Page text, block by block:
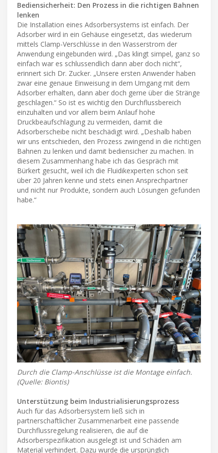
Bediensicherheit: Den Prozess in die richtigen Bahnen
lenken
Die Installation eines Adsorbersystems ist einfach. Der
Adsorber wird in ein Gehäuse eingesetzt, das wiederum
mittels Clamp-Verschlüsse in den Wasserstrom der
Anwendung eingebunden wird. „Das klingt simpel, ganz so
einfach war es schlussendlich dann aber doch nicht“,
erinnert sich Dr. Zucker. „Unsere ersten Anwender haben
zwar eine genaue Einweisung in dem Umgang mit dem
Adsorber erhalten, dann aber doch gerne über die Stränge
geschlagen.“ So ist es wichtig den Durchflussbereich
einzuhalten und vor allem beim Anlauf hohe
Druckbeaufschlagung zu vermeiden, damit die
Adsorberscheibe nicht beschädigt wird. „Deshalb haben
wir uns entschieden, den Prozess zwingend in die richtigen
Bahnen zu lenken und damit bediensicher zu machen. In
diesem Zusammenhang habe ich das Gespräch mit
Bürkert gesucht, weil ich die Fluidikexperten schon seit
über 20 Jahren kenne und stets einen Ansprechpartner
und nicht nur Produkte, sondern auch Lösungen gefunden
habe.“
Durch die Clamp-Anschlüsse ist die Montage einfach.
(Quelle: Biontis)
Unterstützung beim Industrialisierungsprozess
Auch für das Adsorbersystem ließ sich in
partnerschaftlicher Zusammenarbeit eine passende
Durchflussregelung realisieren, die auf die
Adsorberspezifikation ausgelegt ist und Schäden am
Material verhindert. Dazu wurde die ursprünglich